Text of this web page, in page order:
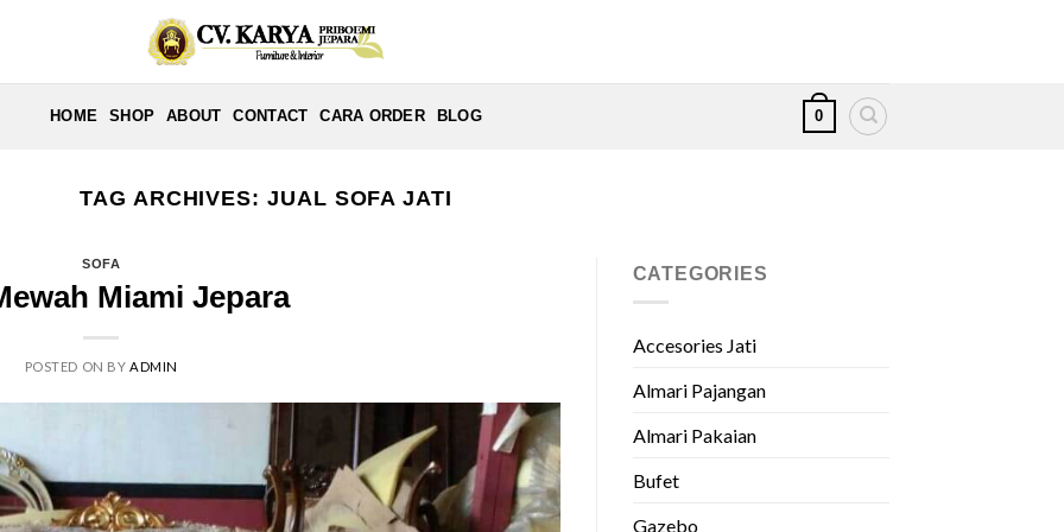
HOME SHOP ABOUT CONTACT CARA ORDER BLOG 0
TAG ARCHIVES: JUAL SOFA JATI
SOFA
Miami Jepara
POSTED ON BY ADMIN
CATEGORIES
Accesories Jati
Almari Pajangan
Almari Pakaian
Bufet
Gazebo